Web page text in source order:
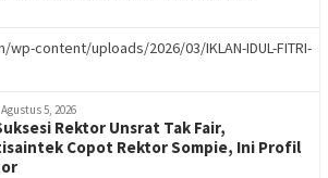
content/uploads/2026/03/IKLAN-IDUL-FITRI-
Agustus 5, 2026
Rektor Unsrat Tak Fair,
Copot Rektor Sompie, Ini Profil